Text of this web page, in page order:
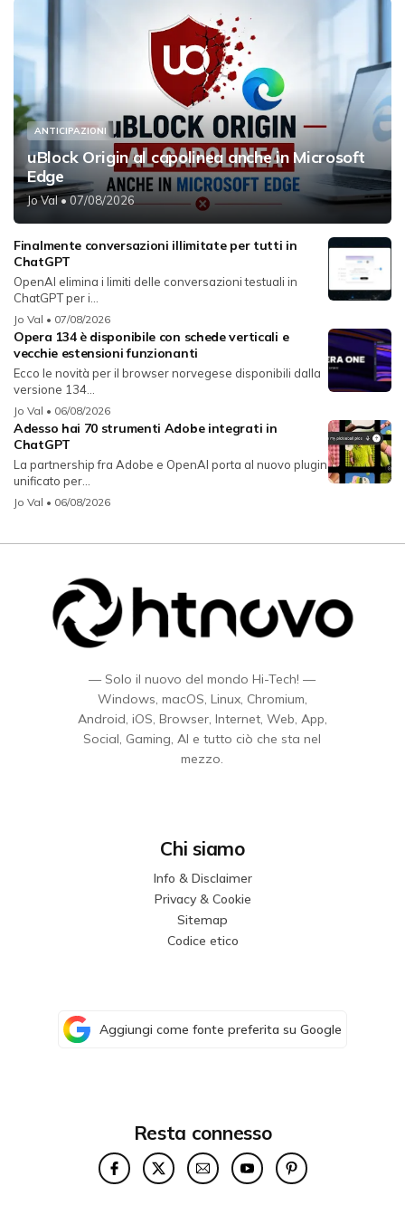
ANTICIPAZIONI
uBlock Origin al capolinea anche in Microsoft
Edge
Jo Val• 07/08/2026
Finalmente conversazioni illimitate per tutti in
ChatGPT
OpenAI elimina i limiti delle conversazioni testuali in
ChatGPT per i...
Jo Val • 07/08/2026
Opera 134 è disponibile con schede verticali e
vecchie estensioni funzionanti
Ecco le novità per il browser norvegese disponibili dalla
versione 134...
Jo Val • 06/08/2026
Adesso hai 70 strumenti Adobe integrati in
ChatGPT
La partnership fra Adobe e OpenAI porta al nuovo plugin
unificato per...
Jo Val • 06/08/2026
— Solo il nuovo del mondo Hi-Tech! —
Windows, macOS, Linux, Chromium,
Android, iOS, Browser, Internet, Web, App,
Social, Gaming, AI e tutto ciò che sta nel
mezzo.
Chi siamo
Info & Disclaimer
Privacy & Cookie
Sitemap
Codice etico
Aggiungi come fonte preferita su Google
Resta connesso